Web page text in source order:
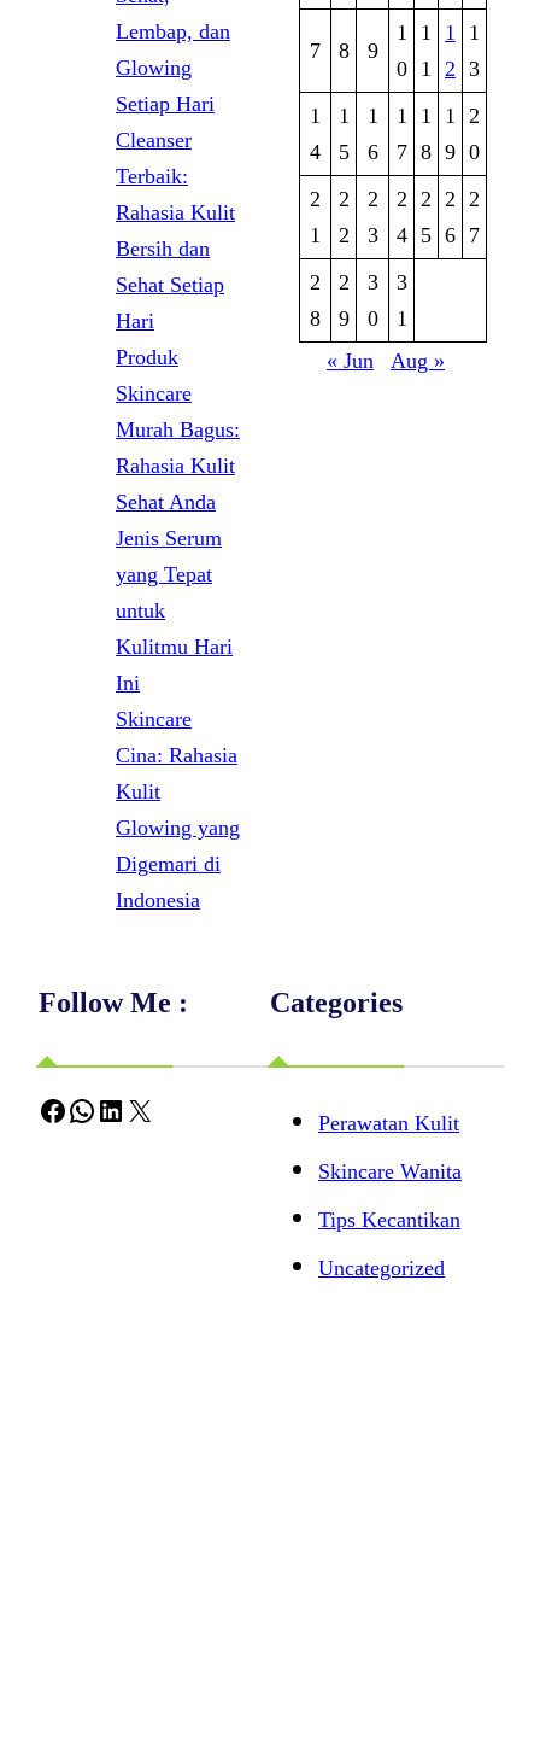
Lembap, dan
Glowing
Setiap Hari
Cleanser
Terbaik:
Rahasia Kulit
Bersih dan
Sehat Setiap
Hari
Produk
Skincare
Murah Bagus:
Rahasia Kulit
Sehat Anda
Jenis Serum
yang Tepat
untuk
Kulitmu Hari
Ini
Skincare
Cina: Rahasia
Kulit
Glowing yang
Digemari di
Indonesia
7 8 9
1
0
1
1
1
2
1
3
1
4
1
5
1
6
1
7
1
8
1
9
2
0
2
1
2
2
2
3
2
4
2
5
2
6
2
7
2
8
2
9
3
0
3
1
« Jun
Aug »
Follow Me :
Facebook WhatsApp LinkedIn X
Categories
Perawatan Kulit
Skincare Wanita
Tips Kecantikan
Uncategorized